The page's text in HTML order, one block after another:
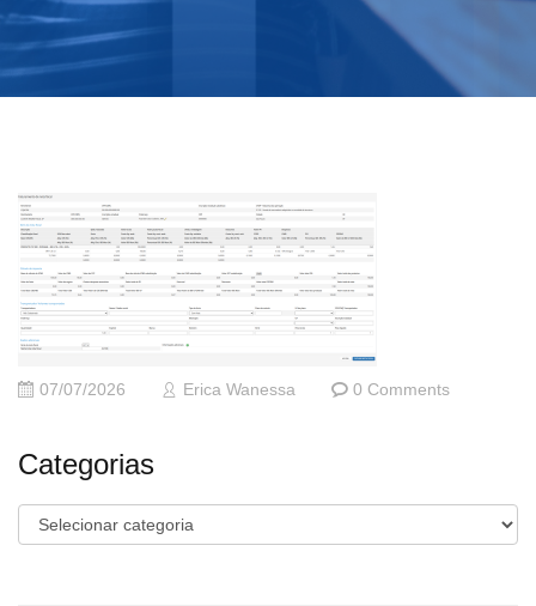
07/07/2026 Erica Wanessa 0 Comments
Categorias
Categorias